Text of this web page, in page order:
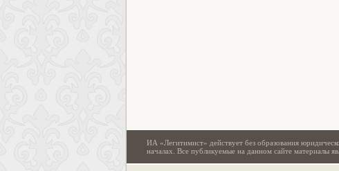
ИА «Легитимист» действует без образования
началах. Все публикуемые на данном сайте материалы